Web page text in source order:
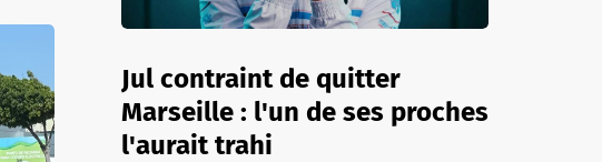
Jul contraint de quitter
Marseille : l'un de ses proches
l'aurait trahi